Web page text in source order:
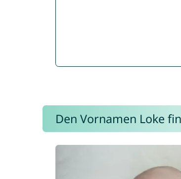
Den Vornamen Loke